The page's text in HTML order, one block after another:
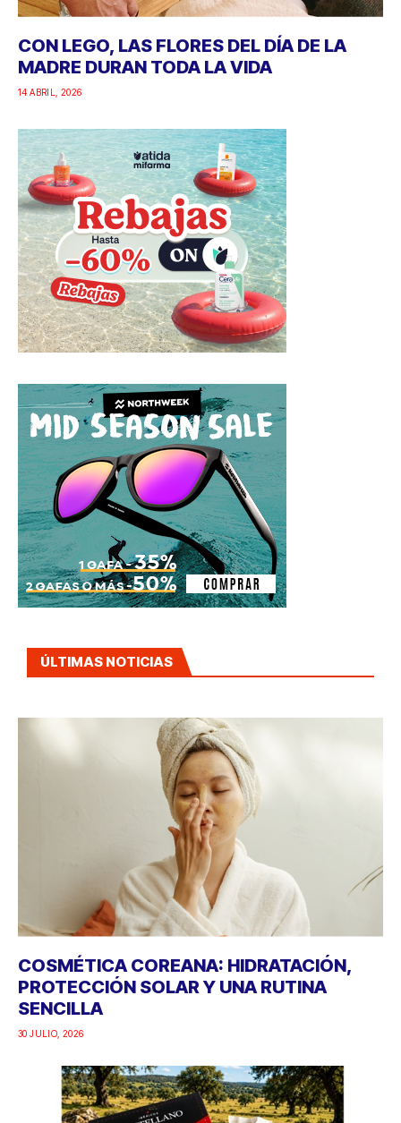
CON LEGO, LAS FLORES DEL DÍA DE LA
MADRE DURAN TODA LA VIDA
14 ABRIL, 2026
ÚLTIMAS NOTICIAS
COSMÉTICA COREANA: HIDRATACIÓN,
PROTECCIÓN SOLAR Y UNA RUTINA
SENCILLA
30 JULIO, 2026